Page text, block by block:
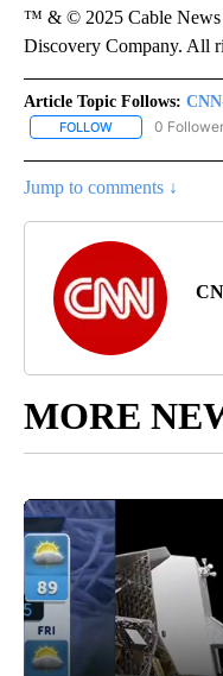
™ & © 2025 Cable News
Discovery Company. All
Article Topic Follows:
FOLLOW FOLLOW "CNN-
0
Jump to comments ↓
MORE